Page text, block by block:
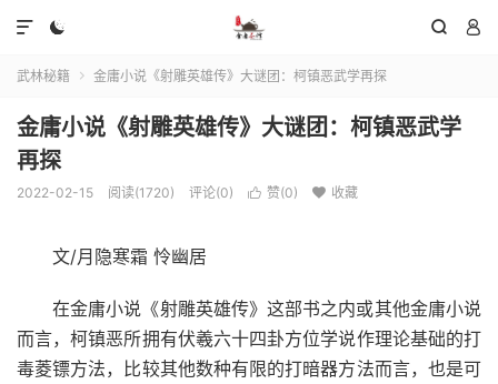
  

武林秘籍  金庸小说《射雕英雄传》大谜团：柯镇恶武学再探
金庸小说《射雕英雄传》大谜团：柯镇恶武学
再探
2022-02-15 阅读(1720) 评论(0)  赞(0)  收藏
文/月隐寒霜 怜幽居
在金庸小说《射雕英雄传》这部书之内或其他金庸小说
而言，柯镇恶所拥有伏羲六十四卦方位学说作理论基础的打
毒菱镖方法，比较其他数种有限的打暗器方法而言，也是可